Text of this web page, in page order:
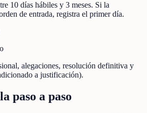
10 días hábiles y 3 meses. Si la
de entrada, registra el primer día.
alegaciones, resolución definitiva y
a justificación).
paso a paso